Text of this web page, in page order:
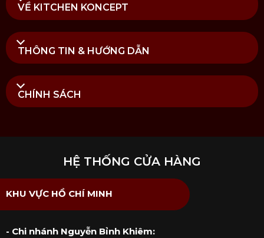
VỀ KITCHEN KONCEPT
THÔNG TIN & HƯỚNG DẪN
CHÍNH SÁCH
HỆ THỐNG CỬA HÀNG
KHU VỰC HỒ CHÍ MINH
- Chi nhánh Nguyễn Bỉnh Khiêm: